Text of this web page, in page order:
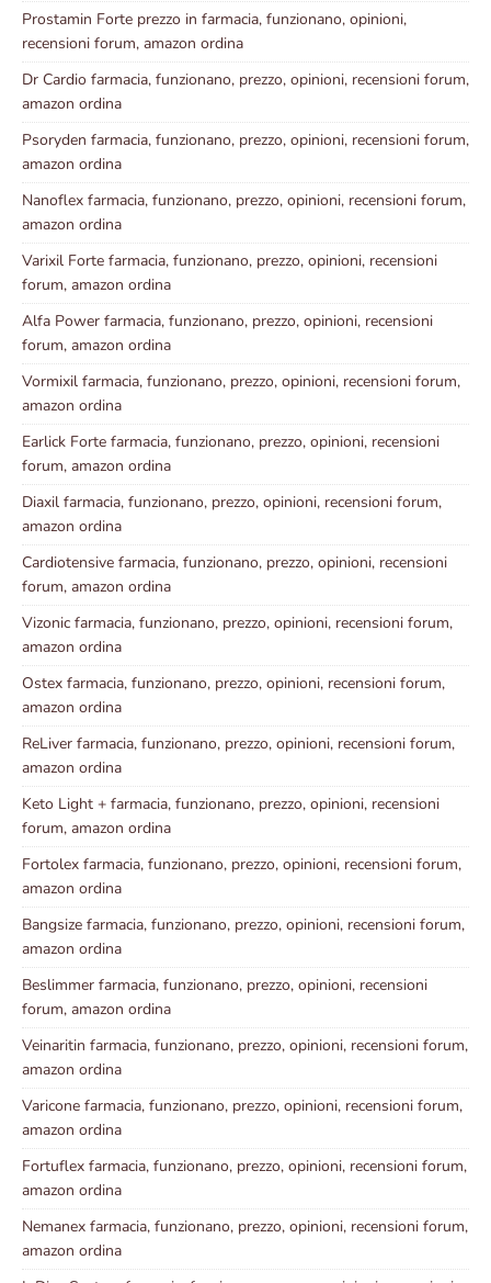
Prostamin Forte prezzo in farmacia, funzionano, opinioni,
recensioni forum, amazon ordina
Dr Cardio farmacia, funzionano, prezzo, opinioni, recensioni forum,
amazon ordina
Psoryden farmacia, funzionano, prezzo, opinioni, recensioni forum,
amazon ordina
Nanoflex farmacia, funzionano, prezzo, opinioni, recensioni forum,
amazon ordina
Varixil Forte farmacia, funzionano, prezzo, opinioni, recensioni
forum, amazon ordina
Alfa Power farmacia, funzionano, prezzo, opinioni, recensioni
forum, amazon ordina
Vormixil farmacia, funzionano, prezzo, opinioni, recensioni forum,
amazon ordina
Earlick Forte farmacia, funzionano, prezzo, opinioni, recensioni
forum, amazon ordina
Diaxil farmacia, funzionano, prezzo, opinioni, recensioni forum,
amazon ordina
Cardiotensive farmacia, funzionano, prezzo, opinioni, recensioni
forum, amazon ordina
Vizonic farmacia, funzionano, prezzo, opinioni, recensioni forum,
amazon ordina
Ostex farmacia, funzionano, prezzo, opinioni, recensioni forum,
amazon ordina
ReLiver farmacia, funzionano, prezzo, opinioni, recensioni forum,
amazon ordina
Keto Light + farmacia, funzionano, prezzo, opinioni, recensioni
forum, amazon ordina
Fortolex farmacia, funzionano, prezzo, opinioni, recensioni forum,
amazon ordina
Bangsize farmacia, funzionano, prezzo, opinioni, recensioni forum,
amazon ordina
Beslimmer farmacia, funzionano, prezzo, opinioni, recensioni
forum, amazon ordina
Veinaritin farmacia, funzionano, prezzo, opinioni, recensioni forum,
amazon ordina
Varicone farmacia, funzionano, prezzo, opinioni, recensioni forum,
amazon ordina
Fortuflex farmacia, funzionano, prezzo, opinioni, recensioni forum,
amazon ordina
Nemanex farmacia, funzionano, prezzo, opinioni, recensioni forum,
amazon ordina